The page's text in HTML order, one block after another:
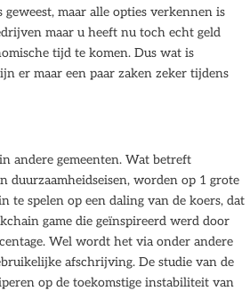
maar alle opties verkennen is
maar u heeft nu toch echt geld
tijd te komen. Dus wat is
er maar een paar zaken zeker tijdens
andere gemeenten. Wat betreft
duurzaamheidseisen, worden op 1 grote
te spelen op een daling van de koers, dat
game die geïnspireerd werd door
Wel wordt het via onder andere
afschrijving. De studie van de
op de toekomstige instabiliteit van